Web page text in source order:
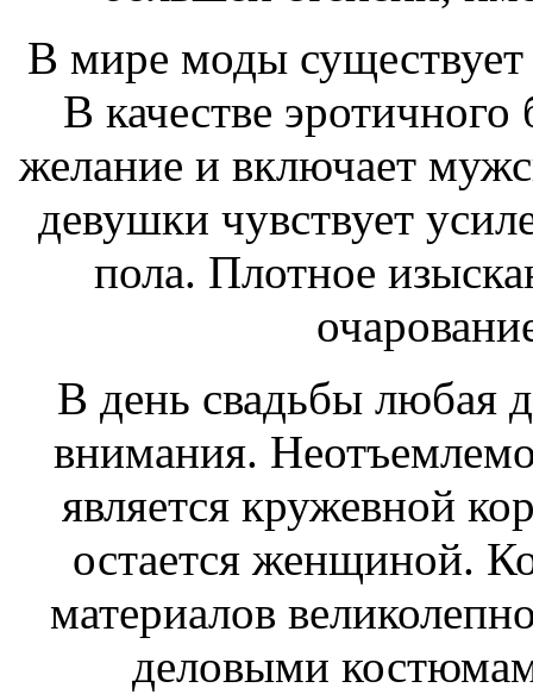
В мире моды существует
В качестве
желание и включает
девушки чувствует
пола. Плотное
В день свадьбы любая
внимания.
является кружевной
остается женщиной.
материалов
деловыми